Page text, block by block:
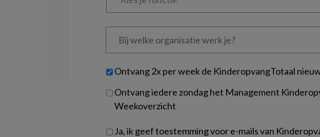
Bij
welke
je?
Untitled
Ontvang 2x per week de KinderopvangTotaal
Ontvang iedere zondag het Management
Weekoverzicht
Ja, ik geef toestemming voor e-mails van